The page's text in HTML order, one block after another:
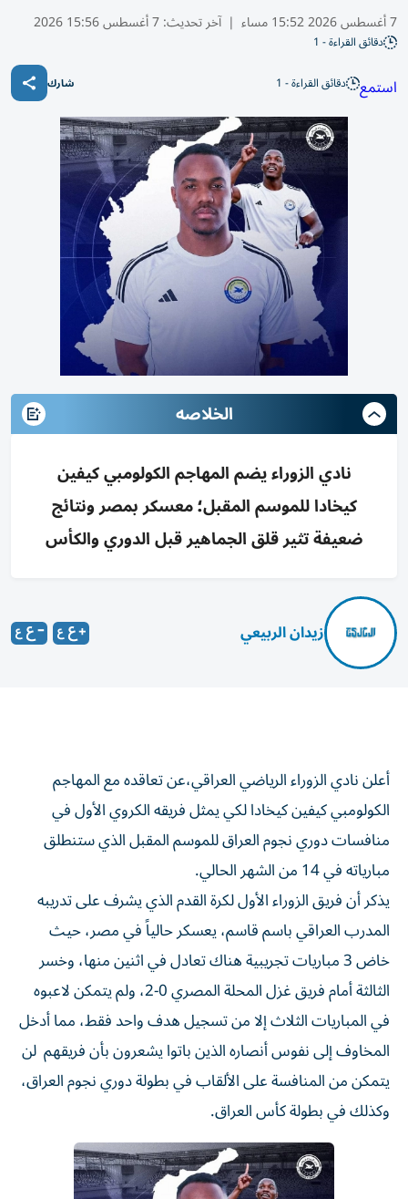
7 أغسطس 2026 15:52 مساء | آخر تحديث:7 أغسطس 15:56 2026
دقائق القراءة - 1
استمع دقائق القراءة - 1 شارك
الخلاصه
نادي الزوراء يضم المهاجم الكولومبي كيفين
كيخادا للموسم المقبل؛ معسكر بمصر ونتائج
ضعيفة تثير قلق الجماهير قبل الدوري والكأس
زيدان الربيعي
أعلن نادي الزوراء الرياضي العراقي،عن تعاقده مع المهاجم
الكولومبي كيفين كيخادا لكي يمثل فريقه الكروي الأول في
منافسات دوري نجوم العراق للموسم المقبل الذي ستنطلق
مبارياته في 14 من الشهر الحالي.
يذكر أن فريق الزوراء الأول لكرة القدم الذي يشرف على تدريبه
المدرب العراقي باسم قاسم، يعسكر حالياً في مصر، حيث
خاض 3 مباريات تجريبية هناك تعادل في اثنين منها، وخسر
الثالثة أمام فريق غزل المحلة المصري 0-2، ولم يتمكن لاعبوه
في المباريات الثلاث إلا من تسجيل هدف واحد فقط، مما أدخل
المخاوف إلى نفوس أنصاره الذين باتوا يشعرون بأن فريقهم لن
يتمكن من المنافسة على الألقاب في بطولة دوري نجوم العراق،
وكذلك في بطولة كأس العراق.